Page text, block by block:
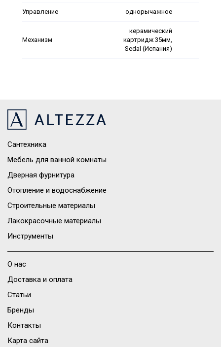
Управление однорычажное
Механизм
керамический
картридж 35мм,
Sedal (Испания)
Сантехника
Мебель для ванной комнаты
Дверная фурнитура
Отопление и водоснабжение
Строительные материалы
Лакокрасочные материалы
Инструменты
О нас
Доставка и оплата
Статьи
Бренды
Контакты
Карта сайта